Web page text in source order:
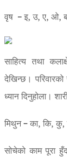
वृष – इ, उ, ए, ओ,
साहित्य तथा
देखिन्छ।
ध्यान दिनुहोला।
मिथुन – का, कि,
सोचेको काम पूरा